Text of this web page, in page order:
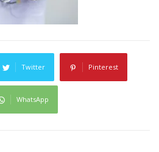
Twitter Pinterest
WhatsApp